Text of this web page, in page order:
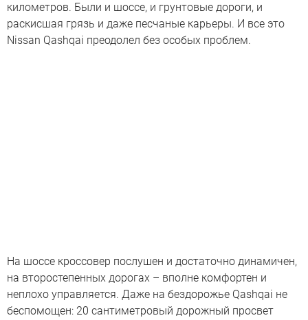
километров. Были и шоссе, и грунтовые дороги, и
раскисшая грязь и даже песчаные карьеры. И все это
Nissan Qashqai преодолел без особых проблем.
На шоссе кроссовер послушен и достаточно динамичен,
на второстепенных дорогах – вполне комфортен и
неплохо управляется. Даже на бездорожье Qashqai не
беспомощен: 20 сантиметровый дорожный просвет